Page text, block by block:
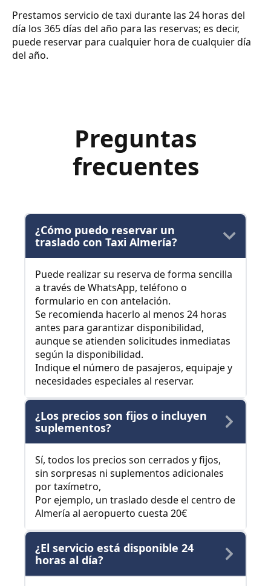
Prestamos servicio de taxi durante las 24 horas del
día los 365 días del año para las reservas; es decir,
puede reservar para cualquier hora de cualquier día
del año.
Preguntas
frecuentes
¿Cómo puedo reservar un
traslado con Taxi Almería?
Puede realizar su reserva de forma sencilla
a través de WhatsApp, teléfono o
formulario en con antelación.
Se recomienda hacerlo al menos 24 horas
antes para garantizar disponibilidad,
aunque se atienden solicitudes inmediatas
según la disponibilidad.
Indique el número de pasajeros, equipaje y
necesidades especiales al reservar.
¿Los precios son fijos o incluyen
suplementos?
Sí, todos los precios son cerrados y fijos,
sin sorpresas ni suplementos adicionales
por taxímetro,
Por ejemplo, un traslado desde el centro de
Almería al aeropuerto cuesta 20€
¿El servicio está disponible 24
horas al día?